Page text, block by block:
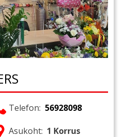
Telefon: 56928098
Asukoht: 1 Korrus